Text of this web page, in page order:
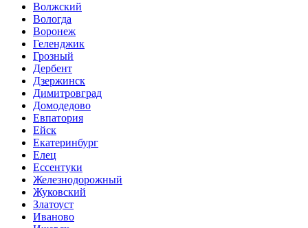
Волжский
Вологда
Воронеж
Геленджик
Грозный
Дербент
Дзержинск
Димитровград
Домодедово
Евпатория
Ейск
Екатеринбург
Елец
Ессентуки
Железнодорожный
Жуковский
Златоуст
Иваново